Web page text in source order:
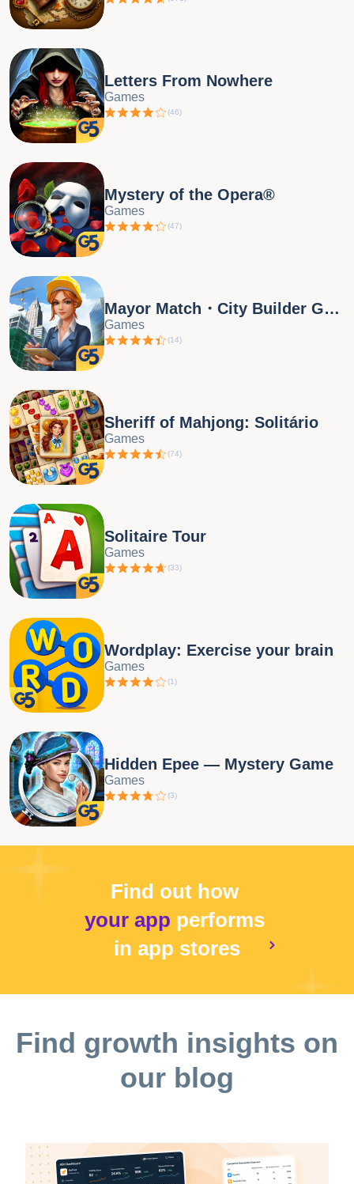
G5 Games! https://www.g5.com/e-mail
______________________________ G5 Games — World of
Adventures™! Colecione todos os jogos! Pesquise "g5" na
Store! ______________________________ Acesse nosso
https://www.g5.com Assista a vídeos:
https://www.youtube.com/g5enter Encontre a G5:
https://www.facebook.com/g5games Siga a G5:
https://www.instagram.com/g5games Acompanhe a G5:
https://x.com/g5games Termos de Serviço:
https://www.g5.com/termsofservice Termos complementares
contrato de licença do usuário final da G5:
https://www.g5.com/
Letters From Nowhere
Games
(46)
Mystery of the Opera®
Games
(47)
Mayor Match・City Builder Games
Games
(14)
Sheriff of Mahjong: Solitário
Games
(74)
Solitaire Tour
Games
(33)
Wordplay: Exercise your brain
Games
(1)
Hidden Epee — Mystery Game
Games
(3)
Find out how
your app performs
in app stores
Find growth insights on
our blog